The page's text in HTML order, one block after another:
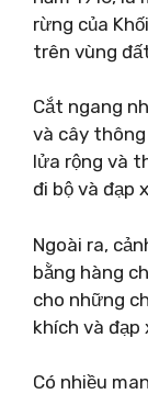
rừng của
trên vùng
Cắt ngang
và cây
lửa rộng và
đi bộ và đạp
Ngoài ra,
bằng hàng
cho những
khích và
Có nhiều